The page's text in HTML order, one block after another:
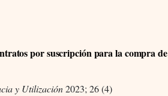
por suscripción para la compra de
y Utilización2023; 26 (4)